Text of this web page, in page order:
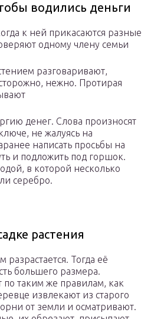
водились деньги
к ней прикасаются разные
одному члену семьи
разговаривают,
нежно. Протирая
денег. Слова произносят
не жалуясь на
написать просьбы на
и подложить под горшок.
в которой несколько
серебро.
растения
разрастается. Тогда её
большего размера.
таким же правилам, как
извлекают из старого
от земли и осматривают.